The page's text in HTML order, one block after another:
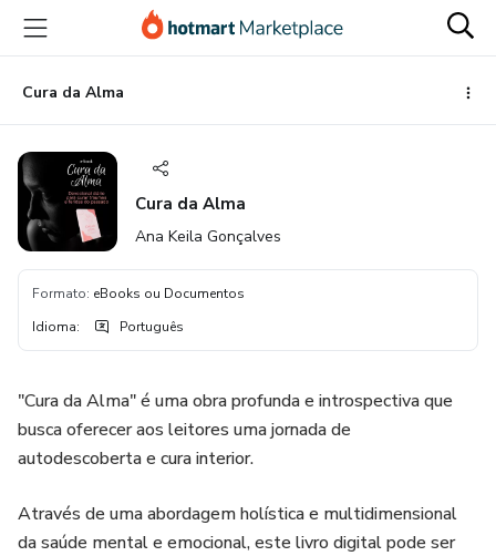
para
conteúdo
principal
para
pagamento
para
rodapé
Cura da Alma
Cura da Alma
Ana Keila Gonçalves
Formato: eBooks ou Documentos
Idioma: Português
"Cura da Alma" é uma obra profunda e introspectiva que
busca oferecer aos leitores uma jornada de
autodescoberta e cura interior.
Através de uma abordagem holística e multidimensional
da saúde mental e emocional, este livro digital pode ser